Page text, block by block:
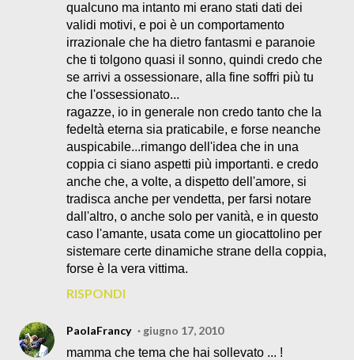
qualcuno ma intanto mi erano stati dati dei
validi motivi, e poi è un comportamento
irrazionale che ha dietro fantasmi e paranoie
che ti tolgono quasi il sonno, quindi credo che
se arrivi a ossessionare, alla fine soffri più tu
che l'ossessionato...
ragazze, io in generale non credo tanto che la
fedeltà eterna sia praticabile, e forse neanche
auspicabile...rimango dell'idea che in una
coppia ci siano aspetti più importanti. e credo
anche che, a volte, a dispetto dell'amore, si
tradisca anche per vendetta, per farsi notare
dall'altro, o anche solo per vanità, e in questo
caso l'amante, usata come un giocattolino per
sistemare certe dinamiche strane della coppia,
forse è la vera vittima.
RISPONDI
PaolaFrancy
giugno 17, 2010
mamma che tema che hai sollevato ... !